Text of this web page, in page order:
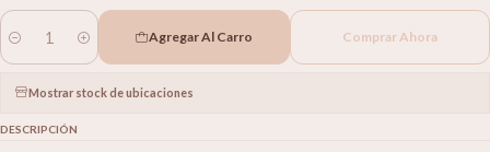
Cantidad
Agregar Al Carro Comprar Ahora
Mostrar stock de ubicaciones
DESCRIPCIÓN